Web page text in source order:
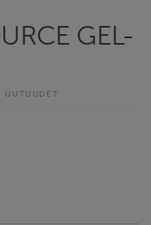
GEL-
UUTUUDET